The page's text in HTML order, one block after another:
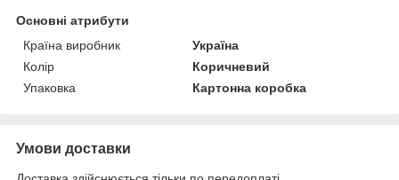
Основні атрибути
Країна виробник
Україна
Колір
Коричневий
Упаковка
Картонна коробка
Умови доставки